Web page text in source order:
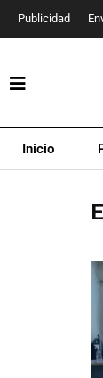
Publicidad
Inicio